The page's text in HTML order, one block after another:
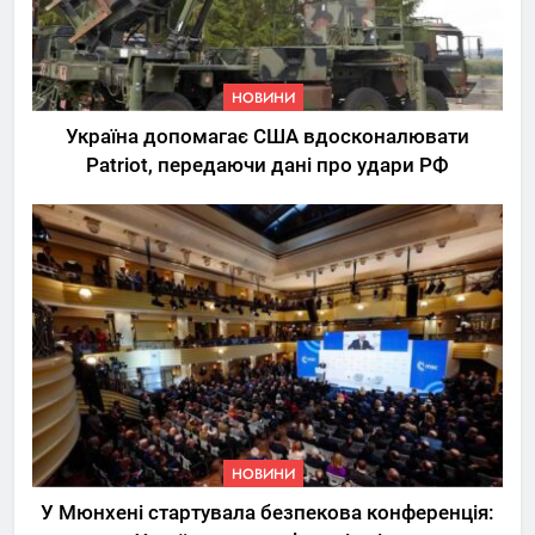
НОВИНИ
Україна допомагає США вдосконалювати
Patriot, передаючи дані про удари РФ
НОВИНИ
У Мюнхені стартувала безпекова конференція: